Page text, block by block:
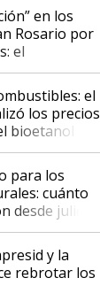
en los
Rosario por
el
de las
tensión tras
de los
el
los precios
bioetanol
para los
cuánto
desde julio
y la
rebrotar los